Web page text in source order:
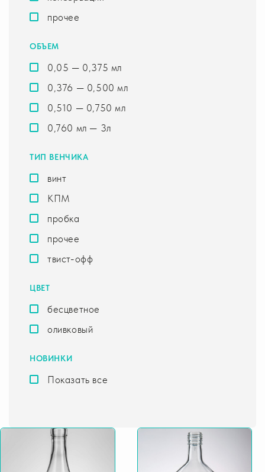
прочее
ОБЪЕМ
0,05 — 0,375 мл
0,376 — 0,500 мл
0,510 — 0,750 мл
0,760 мл — 3л
ТИП ВЕНЧИКА
винт
КПМ
пробка
прочее
твист-офф
ЦВЕТ
бесцветное
оливковый
НОВИНКИ
Показать все